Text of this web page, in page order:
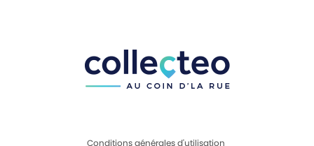
Conditions générales d'utilisation